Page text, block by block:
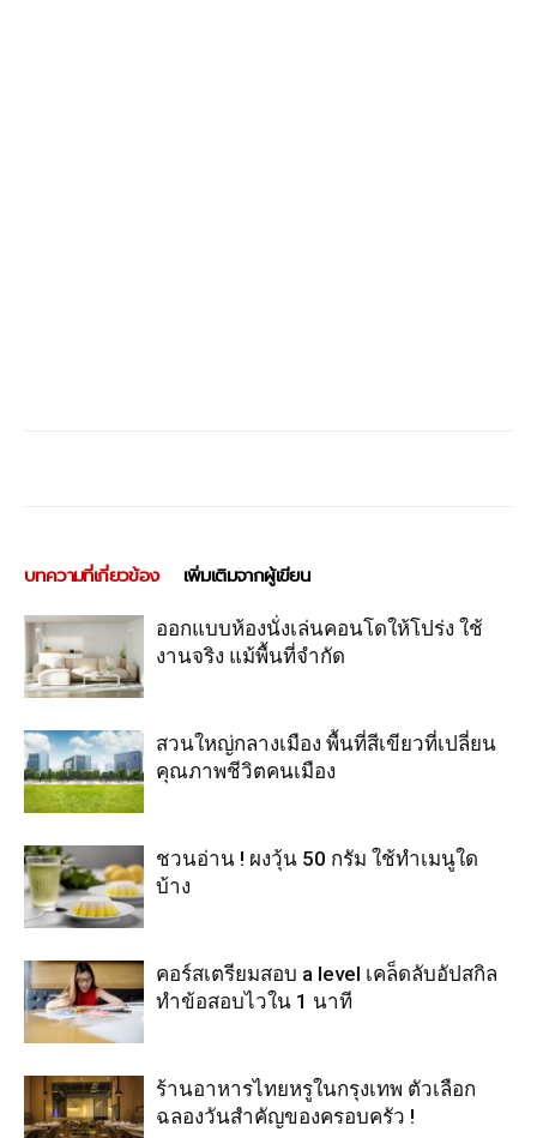
บทความที่เกี่ยวข้อง เพิ่มเติมจากผู้เขียน
ออกแบบห้องนั่งเล่นคอนโดให้โปร่ง ใช้
งานจริง แม้พื้นที่จำกัด
สวนใหญ่กลางเมือง พื้นที่สีเขียวที่เปลี่ยน
คุณภาพชีวิตคนเมือง
ชวนอ่าน ! ผงวุ้น 50 กรัม ใช้ทำเมนูใด
บ้าง
คอร์สเตรียมสอบ a level เคล็ดลับอัปสกิล
ทำข้อสอบไวใน 1 นาที
ร้านอาหารไทยหรูในกรุงเทพ ตัวเลือก
ฉลองวันสำคัญของครอบครัว !